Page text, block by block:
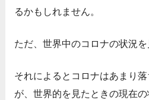
るかもしれません。
ただ、世界中のコロナの状況を
それによるとコロナはあまり
が、世界的を見たときの現在の